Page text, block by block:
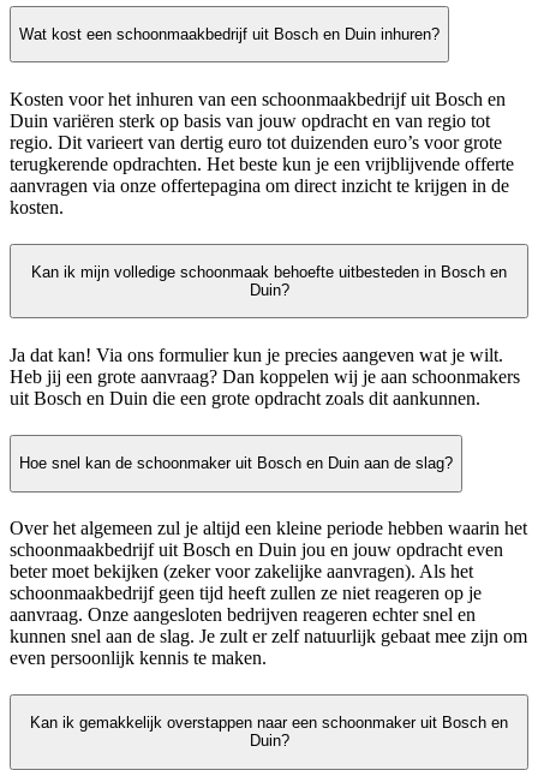
Wat kost een schoonmaakbedrijf uit Bosch en Duin inhuren?
Kosten voor het inhuren van een schoonmaakbedrijf uit Bosch en
Duin variëren sterk op basis van jouw opdracht en van regio tot
regio. Dit varieert van dertig euro tot duizenden euro’s voor grote
terugkerende opdrachten. Het beste kun je een vrijblijvende offerte
aanvragen via onze offertepagina om direct inzicht te krijgen in de
kosten.
Kan ik mijn volledige schoonmaak behoefte uitbesteden in Bosch en
Duin?
Ja dat kan! Via ons formulier kun je precies aangeven wat je wilt.
Heb jij een grote aanvraag? Dan koppelen wij je aan schoonmakers
uit Bosch en Duin die een grote opdracht zoals dit aankunnen.
Hoe snel kan de schoonmaker uit Bosch en Duin aan de slag?
Over het algemeen zul je altijd een kleine periode hebben waarin het
schoonmaakbedrijf uit Bosch en Duin jou en jouw opdracht even
beter moet bekijken (zeker voor zakelijke aanvragen). Als het
schoonmaakbedrijf geen tijd heeft zullen ze niet reageren op je
aanvraag. Onze aangesloten bedrijven reageren echter snel en
kunnen snel aan de slag. Je zult er zelf natuurlijk gebaat mee zijn om
even persoonlijk kennis te maken.
Kan ik gemakkelijk overstappen naar een schoonmaker uit Bosch en
Duin?